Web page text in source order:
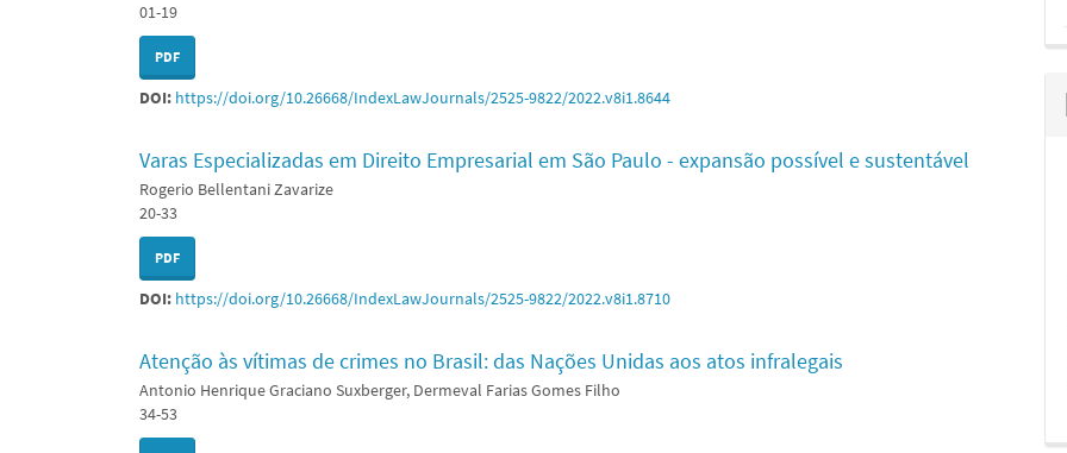
01-19
PDF
DOI: https://doi.org/10.26668/IndexLawJournals/2525-9822/2022.v8i1.8644
Varas Especializadas em Direito Empresarial em São Paulo - expansão possível e sustentável
Rogerio Bellentani Zavarize
20-33
PDF
DOI: https://doi.org/10.26668/IndexLawJournals/2525-9822/2022.v8i1.8710
Atenção às vítimas de crimes no Brasil: das Nações Unidas aos atos infralegais
Antonio Henrique Graciano Suxberger, Dermeval Farias Gomes Filho
34-53